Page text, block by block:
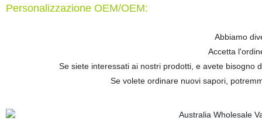
Personalizzazione OEM/OEM:
Abbiamo
Accetta
Se siete interessati ai nostri prodotti, e avete bisogno
Se volete ordinare nuovi sapori,